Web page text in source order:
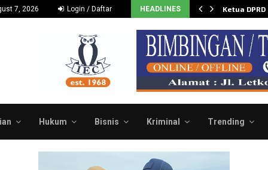
7, 2026 Login / Daftar HEADLINES
dan Dorong Budidaya… Ketua
Hukum Bisnis Kriminal Trending